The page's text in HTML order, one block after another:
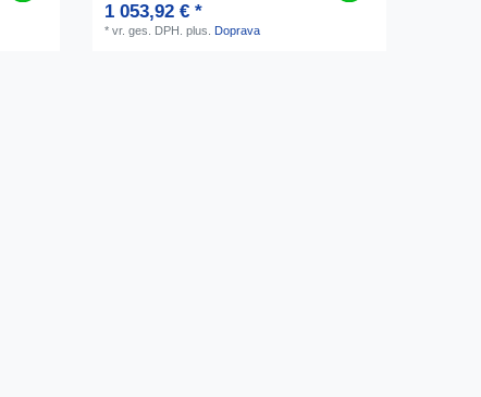
1 053,92 € *
*vr. ges. DPH. plus. Doprava